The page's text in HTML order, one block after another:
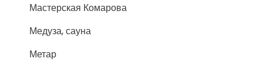
Мастерская Комарова
Медуза, сауна
Метар